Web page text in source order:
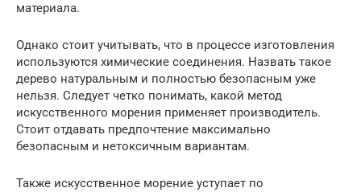
материала.
Однако стоит учитывать, что в процессе изготовления
используются химические соединения. Назвать такое
дерево натуральным и полностью безопасным уже
нельзя. Следует четко понимать, какой метод
искусственного морения применяет производитель.
Стоит отдавать предпочтение максимально
безопасным и нетоксичным вариантам.
Также искусственное морение уступает по